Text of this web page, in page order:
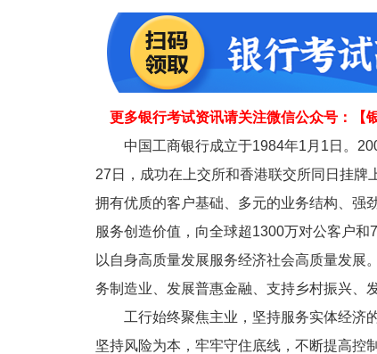
更多银行考试资讯请关注微信公众号：【
中国工商银行成立于1984年1月1日。
27日，成功在上交所和香港联交所同日挂牌
拥有优质的客户基础、多元的业务结构、强
服务创造价值，向全球超1300万对公客户和
以自身高质量发展服务经济社会高质量发展
务制造业、发展普惠金融、支持乡村振兴、
工行始终聚焦主业，坚持服务实体经济
坚持风险为本，牢牢守住底线，不断提高控